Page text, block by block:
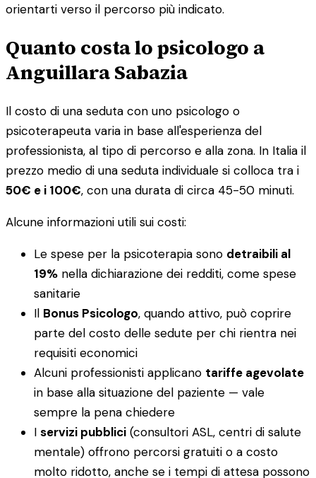
orientarti verso il percorso più indicato.
Quanto costa lo psicologo a
Anguillara Sabazia
Il costo di una seduta con uno psicologo o
psicoterapeuta varia in base all'esperienza del
professionista, al tipo di percorso e alla zona. In Italia il
prezzo medio di una seduta individuale si colloca tra i
50€ e i 100€, con una durata di circa 45-50 minuti.
Alcune informazioni utili sui costi:
Le spese per la psicoterapia sono detraibili al
19% nella dichiarazione dei redditi, come spese
sanitarie
Il Bonus Psicologo, quando attivo, può coprire
parte del costo delle sedute per chi rientra nei
requisiti economici
Alcuni professionisti applicano tariffe agevolate
in base alla situazione del paziente — vale
sempre la pena chiedere
I servizi pubblici (consultori ASL, centri di salute
mentale) offrono percorsi gratuiti o a costo
molto ridotto, anche se i tempi di attesa possono